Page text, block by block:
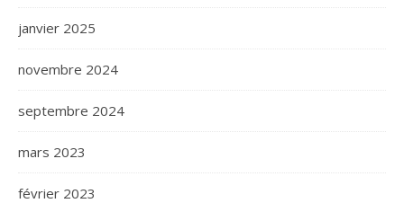
janvier 2025
novembre 2024
septembre 2024
mars 2023
février 2023